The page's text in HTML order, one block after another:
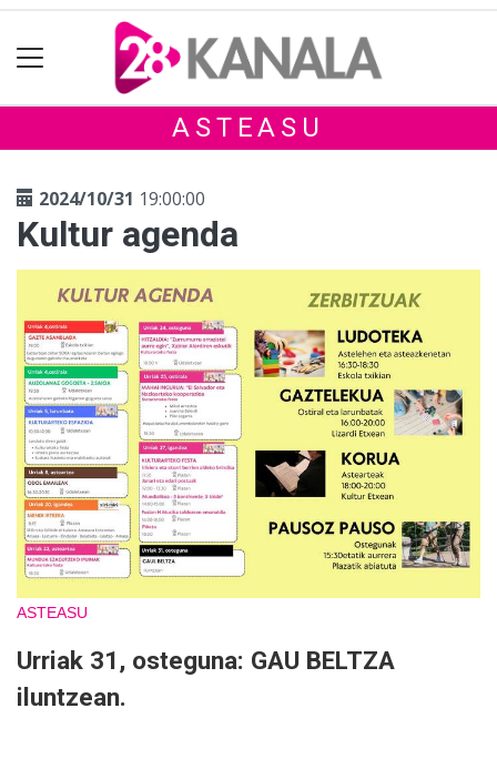
ASTEASU
2024/10/31 19:00:00
Kultur agenda
ASTEASU
Urriak 31, osteguna: GAU BELTZA
iluntzean.